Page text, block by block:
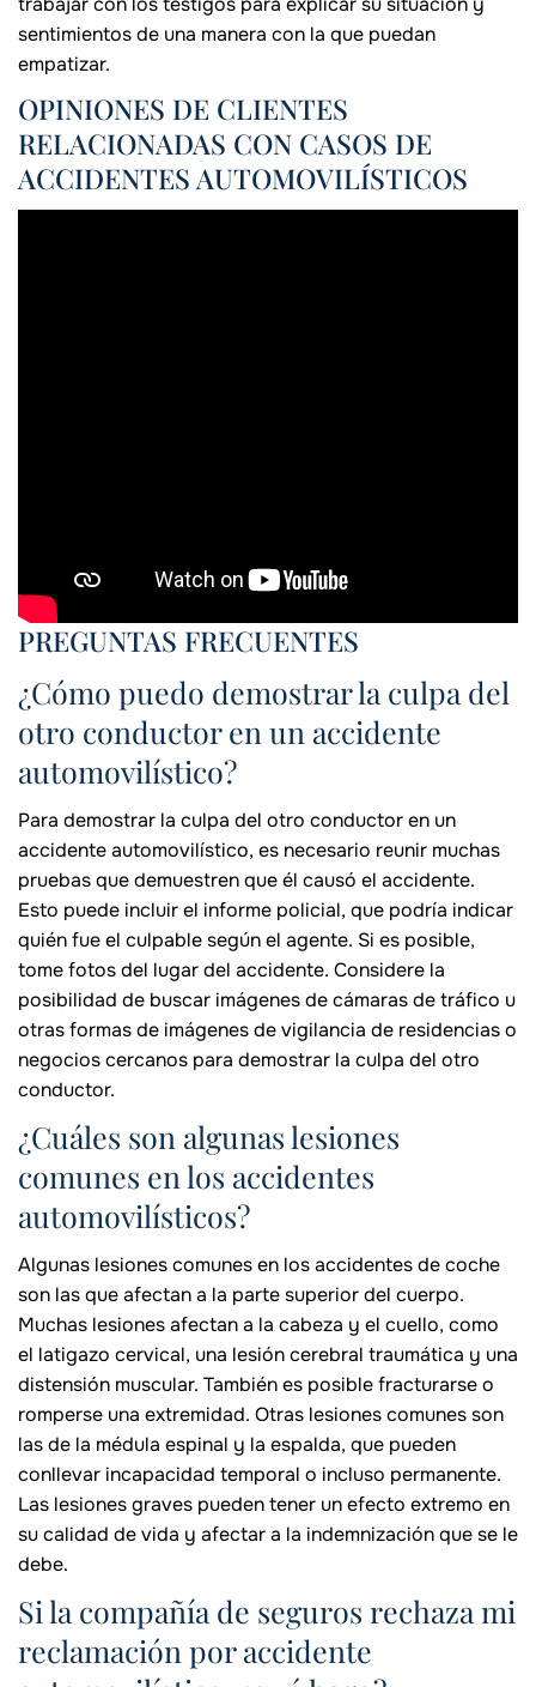
sentimientos de una manera con la que puedan
empatizar.
OPINIONES DE CLIENTES
RELACIONADAS CON CASOS DE
ACCIDENTES AUTOMOVILÍSTICOS
PREGUNTAS FRECUENTES
¿Cómo puedo demostrar la culpa del
otro conductor en un accidente
automovilístico?
Para demostrar la culpa del otro conductor en un
accidente automovilístico, es necesario reunir muchas
pruebas que demuestren que él causó el accidente.
Esto puede incluir el informe policial, que podría indicar
quién fue el culpable según el agente. Si es posible,
tome fotos del lugar del accidente. Considere la
posibilidad de buscar imágenes de cámaras de tráfico u
otras formas de imágenes de vigilancia de residencias o
negocios cercanos para demostrar la culpa del otro
conductor.
¿Cuáles son algunas lesiones
comunes en los accidentes
automovilísticos?
Algunas lesiones comunes en los accidentes de coche
son las que afectan a la parte superior del cuerpo.
Muchas lesiones afectan a la cabeza y el cuello, como
el latigazo cervical, una lesión cerebral traumática y una
distensión muscular. También es posible fracturarse o
romperse una extremidad. Otras lesiones comunes son
las de la médula espinal y la espalda, que pueden
conllevar incapacidad temporal o incluso permanente.
Las lesiones graves pueden tener un efecto extremo en
su calidad de vida y afectar a la indemnización que se le
debe.
Si la compañía de seguros rechaza mi
reclamación por accidente